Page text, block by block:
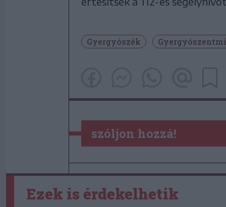
Gyergyószék
szóljon hozzá!
Ezek is érdekelhetik